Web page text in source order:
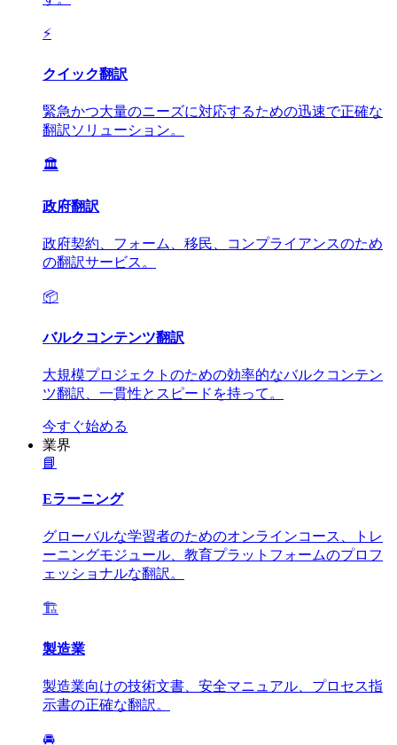
⚡
クイック翻訳
緊急かつ大量のニーズに対応するための迅速で正確な
翻訳ソリューション。
🏛️
政府翻訳
政府契約、フォーム、移民、コンプライアンスのため
の翻訳サービス。
📦
バルクコンテンツ翻訳
大規模プロジェクトのための効率的なバルクコンテン
ツ翻訳、一貫性とスピードを持って。
今すぐ始める
業界
📘
Eラーニング
グローバルな学習者のためのオンラインコース、トレ
ーニングモジュール、教育プラットフォームのプロフ
ェッショナルな翻訳。
🏗️
製造業
製造業向けの技術文書、安全マニュアル、プロセス指
示書の正確な翻訳。
🚘